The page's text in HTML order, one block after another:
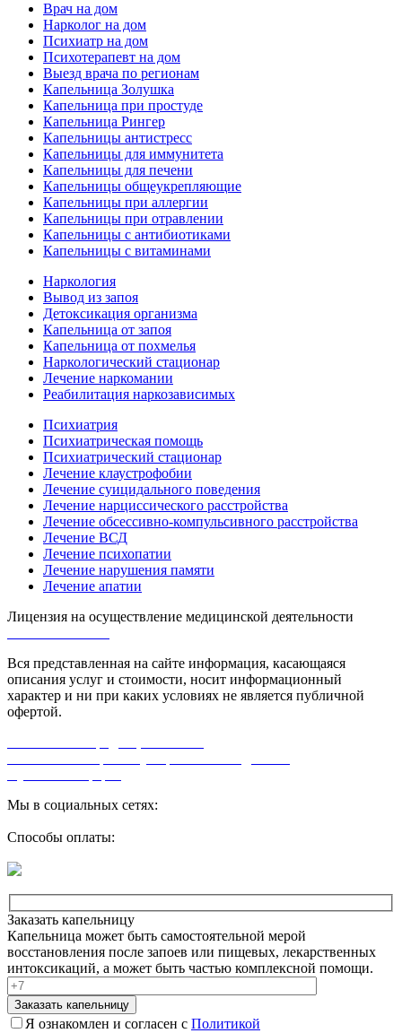
Врач на дом
Нарколог на дом
Психиатр на дом
Психотерапевт на дом
Выезд врача по регионам
Капельница Золушка
Капельница при простуде
Капельница Рингер
Капельницы антистресс
Капельницы для иммунитета
Капельницы для печени
Капельницы общеукрепляющие
Капельницы при аллергии
Капельницы при отравлении
Капельницы с антибиотиками
Капельницы с витаминами
Наркология
Вывод из запоя
Детоксикация организма
Капельница от запоя
Капельница от похмелья
Наркологический стационар
Лечение наркомании
Реабилитация наркозависимых
Психиатрия
Психиатрическая помощь
Психиатрический стационар
Лечение клаустрофобии
Лечение суицидального поведения
Лечение нарциссического расстройства
Лечение обсессивно-компульсивного расстройства
Лечение ВСД
Лечение психопатии
Лечение нарушения памяти
Лечение апатии
Лицензия на осуществление медицинской деятельности
Вся представленная на сайте информация, касающаяся
описания услуг и стоимости, носит информационный
характер и ни при каких условиях не является публичной
офертой.
Мы в социальных сетях:
Способы оплаты:
Заказать капельницу
Капельница может быть самостоятельной мерой
восстановления после запоев или пищевых, лекарственных
интоксикаций, а может быть частью комплексной помощи.
Заказать капельницу
Я ознакомлен и согласен с Политикой